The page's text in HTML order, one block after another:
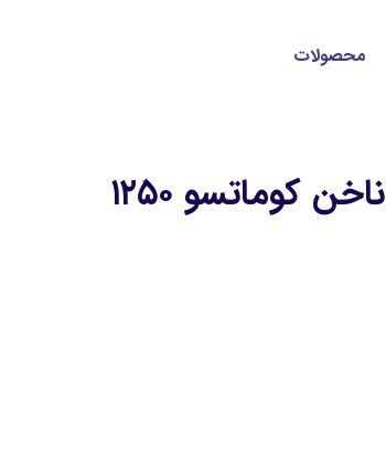
محصولات
ناخن کوماتسو ۱۲۵۰